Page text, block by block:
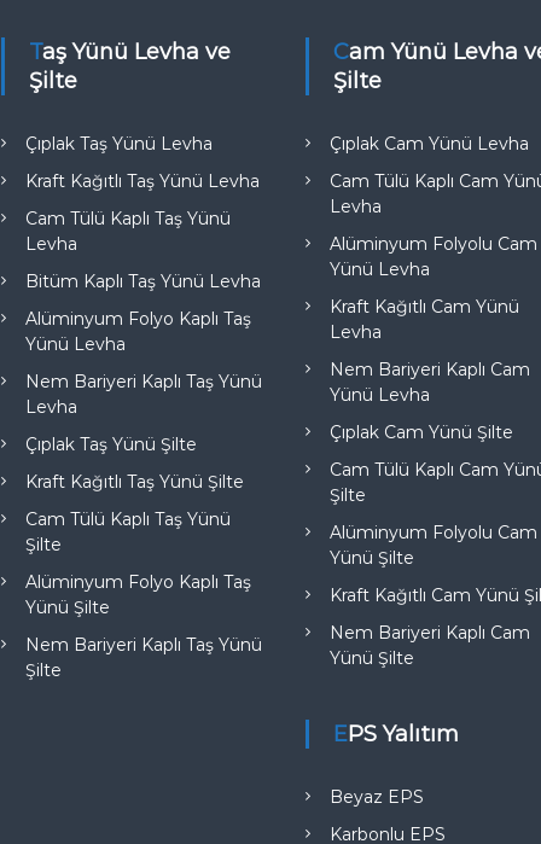
Taş Yünü Levha ve
Şilte
Çıplak Taş Yünü Levha
Kraft Kağıtlı Taş Yünü Levha
Cam Tülü Kaplı Taş Yünü
Levha
Bitüm Kaplı Taş Yünü Levha
Alüminyum Folyo Kaplı Taş
Yünü Levha
Nem Bariyeri Kaplı Taş Yünü
Levha
Çıplak Taş Yünü Şilte
Kraft Kağıtlı Taş Yünü Şilte
Cam Tülü Kaplı Taş Yünü
Şilte
Alüminyum Folyo Kaplı Taş
Yünü Şilte
Nem Bariyeri Kaplı Taş Yünü
Şilte
Cam Yünü Levha ve
Şilte
Çıplak Cam Yünü Levha
Cam Tülü Kaplı Cam
Levha
Alüminyum Folyolu Cam
Yünü Levha
Kraft Kağıtlı Cam Yünü
Levha
Nem Bariyeri Kaplı Cam
Yünü Levha
Çıplak Cam Yünü Şilte
Cam Tülü Kaplı Cam
Şilte
Alüminyum Folyolu Cam
Yünü Şilte
Kraft Kağıtlı Cam Yünü
Nem Bariyeri Kaplı Cam
Yünü Şilte
EPS Yalıtım
Beyaz EPS
Karbonlu EPS